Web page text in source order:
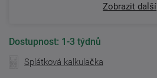
Zobrazit další
Dostupnost: 1-3 týdnů
Splátková kalkulačka